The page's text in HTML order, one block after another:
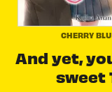
CHERRY
And yet,
sweet